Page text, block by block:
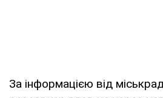
За інформацією від